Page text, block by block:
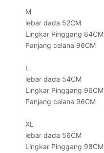
M
lebar dada 52CM
Lingkar Pinggang 84CM
Panjang celana 96CM
L
lebar dada 54CM
Lingkar Pinggang 96CM
Panjang celana 96CM
XL
lebar dada 56CM
Lingkar Pinggang 98CM